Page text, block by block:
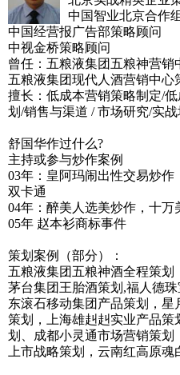
中国智业北京合作
中国经营报广告部策略顾问
中视金桥策略顾问
曾任：五粮液集团五粮神营销
五粮液集团现代人酒营销中心
擅长：低成本营销策略制定/
划/销售与渠道 / 市场研究/实战
舒国华作过什么?
主持或参与炒作案例
03年：皇阿玛闹出性交易炒
双卡通
04年：醉美人选美炒作，十万
05年 赵本衫商标事件
策划案例（部分）：
五粮液集团五粮神酒全程策划
茅台集团王胎酒策划,福人德
东滚石移动集团产品策划，
策划，上海雄赳赳实业产品
划、成都小灵通市场营销策
上市战略策划，云南红高原